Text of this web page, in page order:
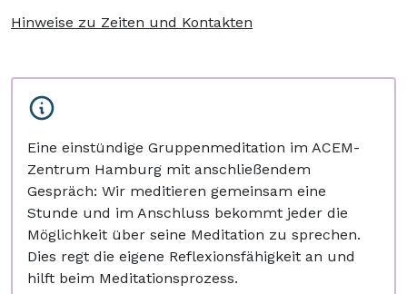
Hinweise zu Zeiten und Kontakten
Eine einstündige Gruppenmeditation im ACEM-
Zentrum Hamburg mit anschließendem
Gespräch: Wir meditieren gemeinsam eine
Stunde und im Anschluss bekommt jeder die
Möglichkeit über seine Meditation zu sprechen.
Dies regt die eigene Reflexionsfähigkeit an und
hilft beim Meditationsprozess.